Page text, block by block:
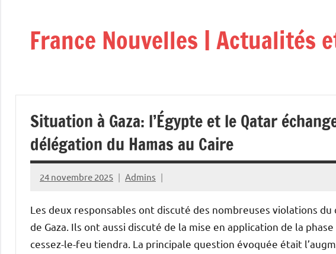
contenuFrance Nouvelles | Actualités
Situation à Gaza: l’Égypte et le Qatar
délégation du Hamas au Caire
24 novembre 2025 Admins
Les deux responsables ont discuté des nombreuses violations
de Gaza. Ils ont aussi discuté de la mise en application de la
cessez-le-feu tiendra. La principale question évoquée était